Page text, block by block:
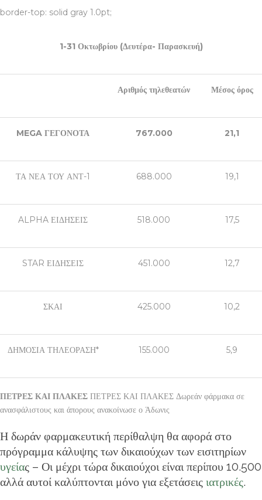
border-top: solid gray 1.0pt;
1-31 Οκτωβρίου (Δευτέρα- Παρασκευή)
Αριθμός τηλεθεατών Μέσος όρος
MEGA ΓΕΓΟΝΟΤΑ 767.000 21,1
ΤΑ ΝΕΑ ΤΟΥ ΑΝΤ-1 688.000 19,1
ALPHA ΕΙΔΗΣΕΙΣ 518.000 17,5
STAR ΕΙΔΗΣΕΙΣ 451.000 12,7
ΣΚΑΙ 425.000 10,2
ΔΗΜΟΣΙΑ ΤΗΛΕΟΡΑΣΗ* 155.000 5,9
ΠΕΤΡΕΣ ΚΑΙ ΠΛΑΚΕΣ ΠΕΤΡΕΣ ΚΑΙ ΠΛΑΚΕΣ Δωρεάν φάρμακα σε
ανασφάλιστους και άπορους ανακοίνωσε ο Άδωνις
Η δωράν φαρμακευτική περίθαλψη θα αφορά στο
πρόγραμμα κάλυψης των δικαιούχων των εισιτηρίων
υγείας – Οι μέχρι τώρα δικαιούχοι είναι περίπου 10.500
αλλά αυτοί καλύπτονται μόνο για εξετάσεις ιατρικές.